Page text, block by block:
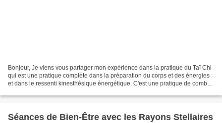
Bonjour, Je viens vous partager mon expérience dans la pratique du Taï Chi
qui est une pratique complète dans la préparation du corps et des énergies
et dans le ressenti kinesthésique énergétique. C'est une pratique de combat
Séances de Bien-Être avec les Rayons Stellaires